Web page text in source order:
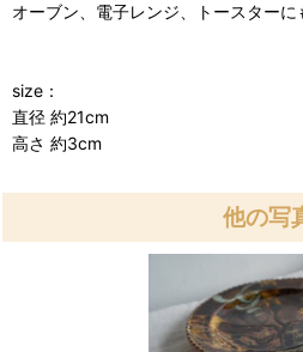
オーブン、電子レンジ、トースターに
size：
直径 約21cm
高さ 約3cm
他の写